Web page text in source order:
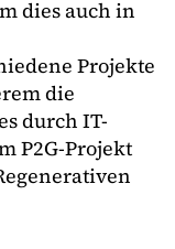
dies auch in
Projekte
die
durch IT-
P2G-Projekt